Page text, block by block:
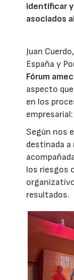
identificar
asociados
Juan
España y
Fórum
aspecto
en los
Según nos
destinada a
los riesgos
resultados.